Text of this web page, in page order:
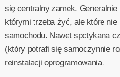
się centralny zamek.
którymi trzeba żyć, ale które nie
samochodu. Nawet spotykana
(który potrafi się samoczynnie
reinstalacji oprogramowania.